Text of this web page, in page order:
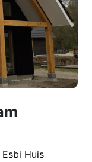
Huis